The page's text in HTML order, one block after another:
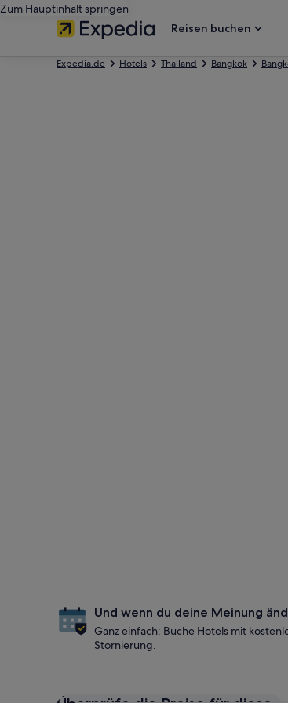
Zum Hauptinhalt springen
Reisen buchen
Expedia.de Hotels Thailand Bangkok
Und wenn du deine Meinung
Ganz einfach: Buche Hotels mit
Stornierung.